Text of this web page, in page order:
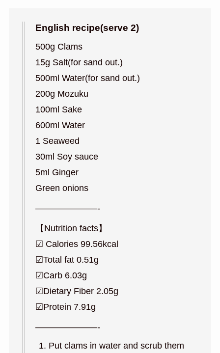
English recipe(serve 2)
500g Clams
15g Salt(for sand out.)
500ml Water(for sand out.)
200g Mozuku
100ml Sake
600ml Water
1 Seaweed
30ml Soy sauce
5ml Ginger
Green onions
———————-
【Nutrition facts】
☑︎ Calories 99.56kcal
☑︎Total fat 0.51g
☑︎Carb 6.03g
☑︎Dietary Fiber 2.05g
☑︎Protein 7.91g
———————-
Put clams in water and scrub them